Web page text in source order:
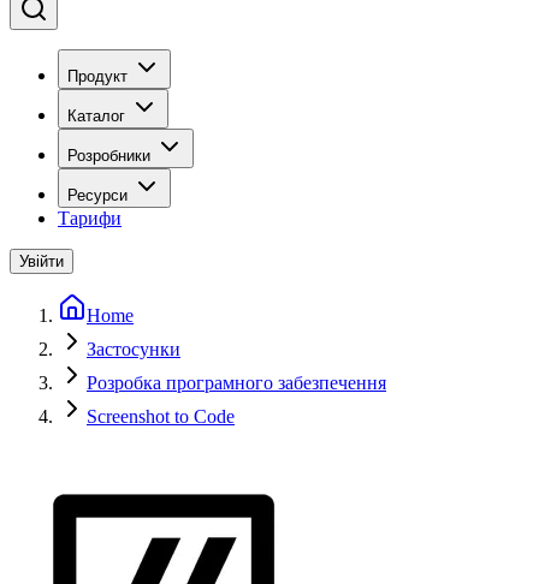
Продукт
Каталог
Розробники
Ресурси
Тарифи
Увійти
Home
Застосунки
Розробка програмного забезпечення
Screenshot to Code